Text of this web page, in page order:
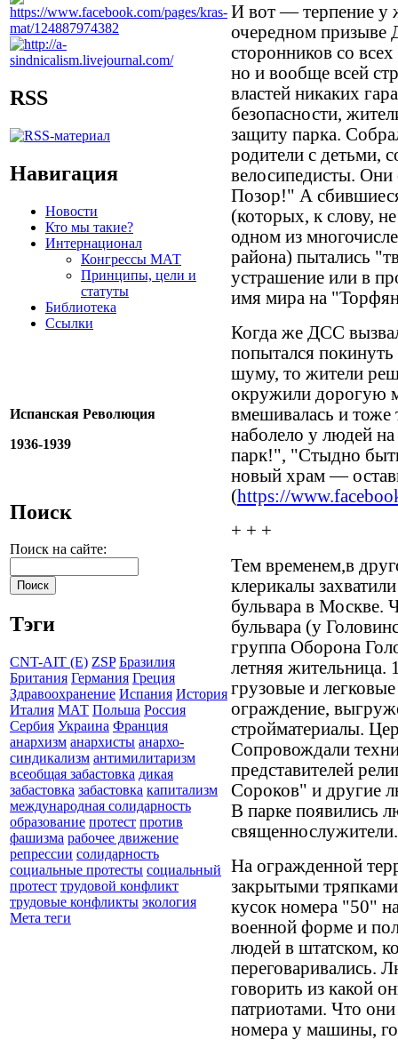
RSS
Навигация
Новости
Кто мы такие?
Интернационал
Конгрессы МАТ
Принципы, цели и
статуты
Библиотека
Ссылки
Испанская Революция
1936-1939
Поиск
Поиск на сайте:
Тэги
CNT-AIT (E) ZSP Бразилия
Британия Германия Греция
Здравоохранение Испания История
Италия МАТ Польша Россия
Сербия Украина Франция
анархизм анархисты анархо-
синдикализм антимилитаризм
всеобщая забастовка дикая
забастовка забастовка капитализм
международная солидарность
образование протест против
фашизма рабочее движение
репрессии солидарность
социальные протесты социальный
протест трудовой конфликт
трудовые конфликты экология
Мета теги
И вот — терпение у
очередном призыве
сторонников со
но и вообще всей
властей никаких
безопасности,
защиту парка.
родители с детьми,
велосипедисты.
Позор!" А
(которых, к слову,
одном из
района) пытались
устрашение или в
имя мира на
Когда же ДСС
попытался покинуть
шуму, то жители
окружили дорогую
вмешивалась и тоже
наболело у людей
парк!", "Стыдно
новый храм —
(https://
+ + +
Тем временем,в
клерикалы
бульвара в Москве.
бульвара (у
группа Оборона
летняя жительница.
грузовые и
ограждение,
стройматериалы.
Сопровождали
представителей
Сороков" и другие
В парке появились
священнослужители.
На огражденной
закрытыми
кусок номера "50"
военной форме и
людей в штатском,
переговаривались.
говорить из какой
патриотами. Что
номера у машины,